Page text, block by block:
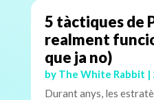
5 tàctiques de
realment
que ja no)
by The White Rabbit |
Durant anys, les